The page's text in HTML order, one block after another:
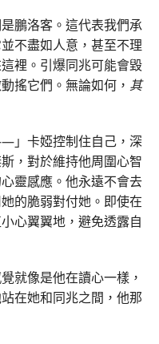
鵬洛客。這代表我們承
不盡如人意，甚至不理
裡。引爆同兆可能會毀
搖它們。無論如何， 其
」卡婭控制住自己，深
，對於維持他周圍心智
靈感應。他永遠不會去
的脆弱對付她。即使在
心翼翼地，避免透露自
就像是他在讀心一樣，
在她和同兆之間，他那